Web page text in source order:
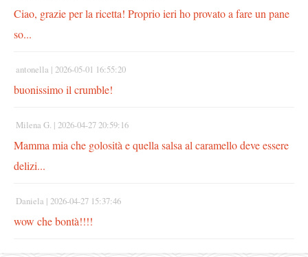
Ciao, grazie per la ricetta! Proprio ieri ho provato a fare un pane
so...
antonella | 2026-05-01 16:55:20
buonissimo il crumble!
Milena G. | 2026-04-27 20:59:16
Mamma mia che golosità e quella salsa al caramello deve essere
delizi...
Daniela | 2026-04-27 15:37:46
wow che bontà!!!!